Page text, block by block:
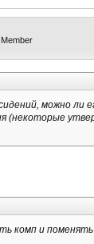
можно ли
(некоторые
комп и поменять